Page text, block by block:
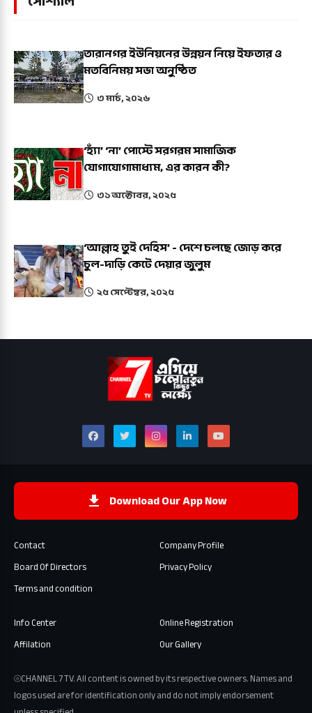
তারানগর ইউনিয়নের উন্নয়ন নিয়ে ইফতার ও
মতবিনিময় সভা অনুষ্ঠিত
৩ মার্চ, ২০২৬
‘হ্যাঁ’ ‘না’ পোস্টে সরগরম সামাজিক
যোগাযোগামাধ্যম, এর কারন কী?
৩১ অক্টোবর, ২০২৫
‘আল্লাহ তুই দেহিস’ - দেশে চলছে জোড় করে
চুল-দাড়ি কেটে দেয়ার জুলুম
২৫ সেপ্টেম্বর, ২০২৫
Download Our App Now
Contact
Company Profile
Board Of Directors
Privacy Policy
Terms and condition
Info Center
Online Registration
Affilation
Our Gallery
⦾CHANNEL 7 TV. All content is owned by its respective owners. Names and
logos used are for identification only and do not imply endorsement